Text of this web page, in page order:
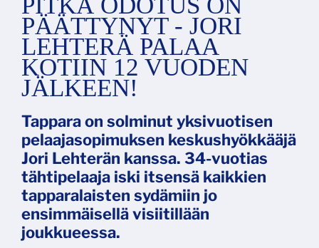
PÄÄTTYNYT - JORI
LEHTERÄ PALAA
KOTIIN 12 VUODEN
JÄLKEEN!
Tappara on solminut yksivuotisen
pelaajasopimuksen keskushyökkääjä
Jori Lehterän kanssa. 34-vuotias
tähtipelaaja iski itsensä kaikkien
tapparalaisten sydämiin jo
ensimmäisellä visiitillään
joukkueessa.